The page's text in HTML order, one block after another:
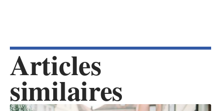
Articles
similaires